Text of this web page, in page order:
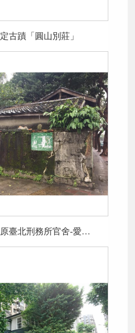
古蹟「圓山別莊」
歷史建築「原臺北刑務所官舍-愛國東路3號」